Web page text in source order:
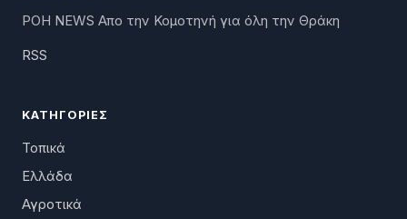
ΡΟΗ NEWS Απο την Κομοτηνή για όλη την Θράκη
RSS
ΚΑΤΗΓΟΡΊΕΣ
Τοπικά
Ελλάδα
Αγροτικά